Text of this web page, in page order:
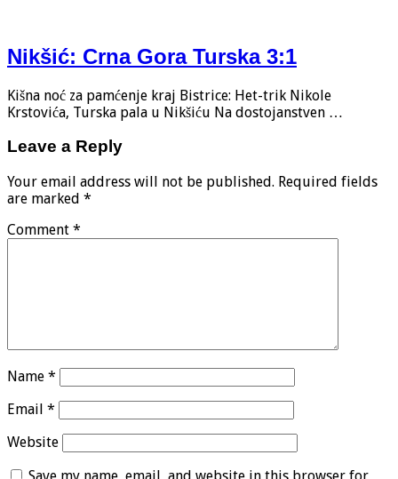
Nikšić: Crna Gora Turska 3:1
Kišna noć za pamćenje kraj Bistrice: Het-trik Nikole
Krstovića, Turska pala u Nikšiću Na dostojanstven …
Leave a Reply
Your email address will not be published. Required fields
are marked *
Comment *
Name *
Email *
Website